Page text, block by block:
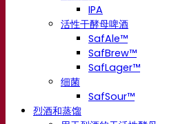
IPA
活性干酵母啤酒
SafAle™
SafBrew™
SafLager™
细菌
SafSour™
烈酒和蒸馏